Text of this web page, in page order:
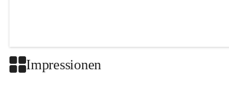
Impressionen